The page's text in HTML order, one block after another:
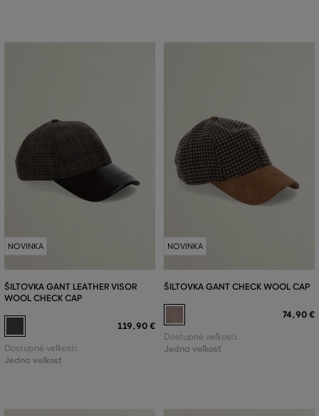
NOVINKA
ŠILTOVKA GANT LEATHER VISOR
WOOL CHECK CAP
119,90 €
Dostupné veľkosti:
Jedna veľkosť
NOVINKA
ŠILTOVKA GANT CHECK WOOL CAP
74,90 €
Dostupné veľkosti:
Jedna veľkosť